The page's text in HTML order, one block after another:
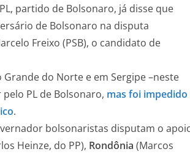
partido de Bolsonaro, já disse que
de Bolsonaro na disputa
Freixo (PSB), o candidato de
do Norte e em Sergipe –neste
PL de Bolsonaro, mas foi impedido
.
bolsonaristas disputam o
Heinze, do PP), Rondônia (Marcos